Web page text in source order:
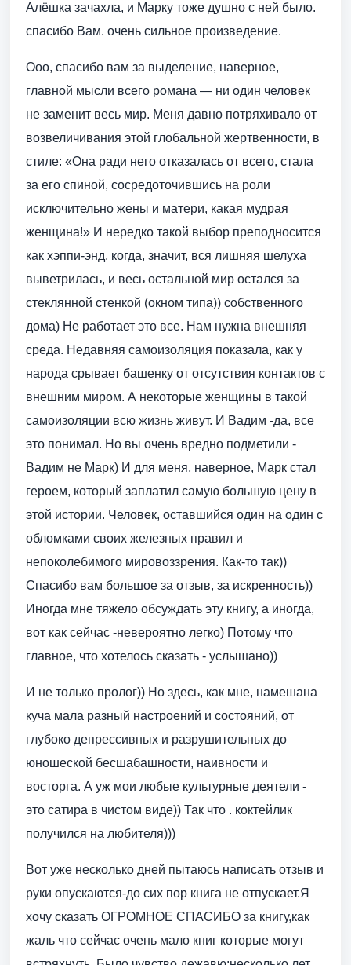
Алёшка зачахла, и Марку тоже душно с ней было.
спасибо Вам. очень сильное произведение.
Ооо, спасибо вам за выделение, наверное,
главной мысли всего романа — ни один человек
не заменит весь мир. Меня давно потряхивало от
возвеличивания этой глобальной жертвенности, в
стиле: «Она ради него отказалась от всего, стала
за его спиной, сосредоточившись на роли
исключительно жены и матери, какая мудрая
женщина!» И нередко такой выбор преподносится
как хэппи-энд, когда, значит, вся лишняя шелуха
выветрилась, и весь остальной мир остался за
стеклянной стенкой (окном типа)) собственного
дома) Не работает это все. Нам нужна внешняя
среда. Недавняя самоизоляция показала, как у
народа срывает башенку от отсутствия контактов с
внешним миром. А некоторые женщины в такой
самоизоляции всю жизнь живут. И Вадим -да, все
это понимал. Но вы очень вредно подметили -
Вадим не Марк) И для меня, наверное, Марк стал
героем, который заплатил самую большую цену в
этой истории. Человек, оставшийся один на один с
обломками своих железных правил и
непоколебимого мировоззрения. Как-то так))
Спасибо вам большое за отзыв, за искренность))
Иногда мне тяжело обсуждать эту книгу, а иногда,
вот как сейчас -невероятно легко) Потому что
главное, что хотелось сказать - услышано))
И не только пролог)) Но здесь, как мне, намешана
куча мала разный настроений и состояний, от
глубоко депрессивных и разрушительных до
юношеской бесшабашности, наивности и
восторга. А уж мои любые культурные деятели -
это сатира в чистом виде)) Так что . коктейлик
получился на любителя)))
Вот уже несколько дней пытаюсь написать отзыв и
руки опускаются-до сих пор книга не отпускает.Я
хочу сказать ОГРОМНОЕ СПАСИБО за книгу,как
жаль что сейчас очень мало книг которые могут